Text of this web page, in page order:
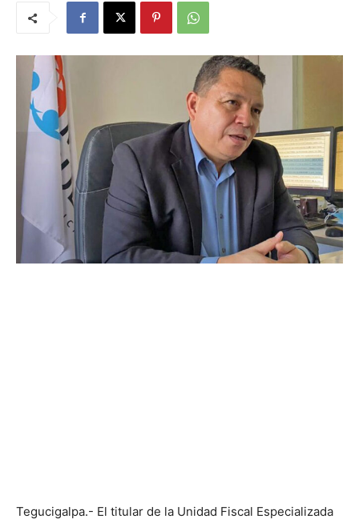
Tegucigalpa.- El titular de la Unidad Fiscal Especializada